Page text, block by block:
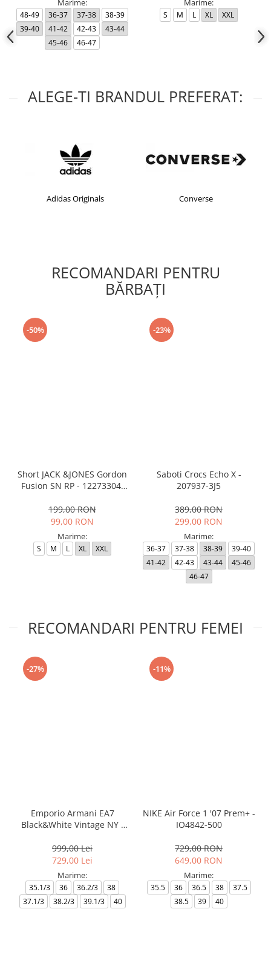
Marime:
48-49 36-37 37-38
38-39
39-40
41-42 42-43
43-44
45-46
46-47
Marime:
S M L XL XXL
ALEGE-TI BRANDUL PREFERAT:
Adidas Originals Converse
RECOMANDARI PENTRU
BĂRBAŢI
-50%
Short JACK &JONES Gordon
Fusion SN RP - 12273304-
199,00 RON
99,00 RON
Marime:
S M L XL XXL
-23%
Saboti Crocs Echo X -
207937-3J5
389,00 RON
299,00 RON
Marime:
36-37 37-38 38-39
39-40
41-42
42-43 43-44
45-46
46-47
RECOMANDARI PENTRU FEMEI
-27%
Emporio Armani EA7
Black&White Vintage NY -
999,00 Lei
729,00 Lei
Marime:
35.1/3 36 36.2/3
38
37.1/3
38.2/3 39.1/3 40
-11%
NIKE Air Force 1 '07 Prem+ -
IO4842-500
729,00 RON
649,00 RON
Marime:
35.5 36 36.5 38
37.5
38.5
39 40